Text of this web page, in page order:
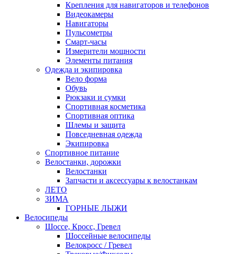
Крепления для навигаторов и телефонов
Видеокамеры
Навигаторы
Пульсометры
Смарт-часы
Измерители мощности
Элементы питания
Одежда и экипировка
Вело форма
Обувь
Рюкзаки и сумки
Спортивная косметика
Спортивная оптика
Шлемы и защита
Повседневная одежда
Экипировка
Спортивное питание
Велостанки, дорожки
Велостанки
Запчасти и аксессуары к велостанкам
ЛЕТО
ЗИМА
ГОРНЫЕ ЛЫЖИ
Велосипеды
Шоссе, Кросс, Гревел
Шоссейные велосипеды
Велокросс / Гревел